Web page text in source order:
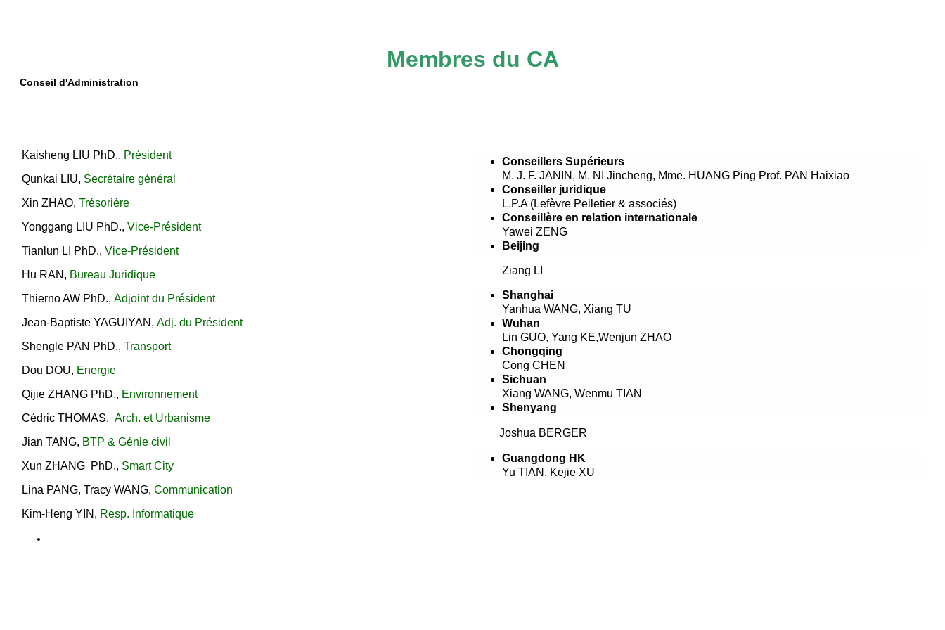
Membres du CA
Conseil d'Administration
Kaisheng LIU PhD., Président
Qunkai LIU, Secrétaire général
Xin ZHAO, Trésorière
Yonggang LIU PhD., Vice-Président
Tianlun LI PhD., Vice-Président
Hu RAN , Bureau Juridique
Thierno AW PhD., Adjoint du Président
Jean-Baptiste YAGUIYAN , Adj. du Président
Shengle PAN PhD., Transport
Dou DOU, Energie
Qijie ZHANG PhD., Environnement
Cédric THOMAS, Arch. et Urbanisme
Jian TANG, BTP & Génie civil
Xun ZHANG PhD., Smart City
Lina PANG, Tracy WANG, Communication
Kim-Heng YIN , Resp. Informatique
Conseillers Supérieurs
M. J. F. JANIN, M. NI Jincheng, Mme. HUANG Ping Prof. PAN Haixiao
Conseiller juridique
L.P.A (Lefèvre Pelletier & associés)
Conseillère en relation internationale
Yawei ZENG
Beijing
Ziang LI
Shanghai
Yanhua WANG, Xiang TU
Wuhan
Lin GUO, Yang KE,Wenjun ZHAO
Chongqing
Cong CHEN
Sichuan
Xiang WANG, Wenmu TIAN
Shenyang
Joshua BERGER
Guangdong HK
Yu TIAN, Kejie XU